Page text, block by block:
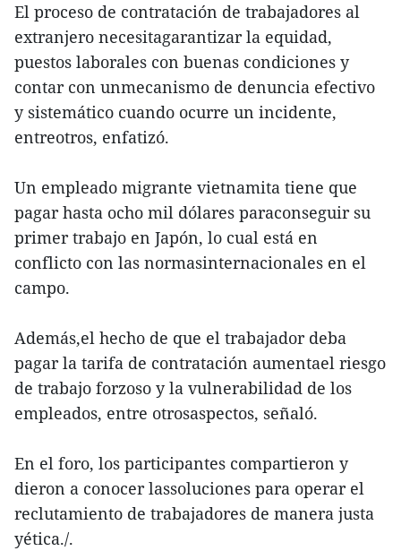
El proceso de contratación de trabajadores al
extranjero necesitagarantizar la equidad,
puestos laborales con buenas condiciones y
contar con unmecanismo de denuncia efectivo
y sistemático cuando ocurre un incidente,
entreotros, enfatizó.
Un empleado migrante vietnamita tiene que
pagar hasta ocho mil dólares paraconseguir su
primer trabajo en Japón, lo cual está en
conflicto con las normasinternacionales en el
campo.
Además,el hecho de que el trabajador deba
pagar la tarifa de contratación aumentael riesgo
de trabajo forzoso y la vulnerabilidad de los
empleados, entre otrosaspectos, señaló.
En el foro, los participantes compartieron y
dieron a conocer lassoluciones para operar el
reclutamiento de trabajadores de manera justa
yética./.